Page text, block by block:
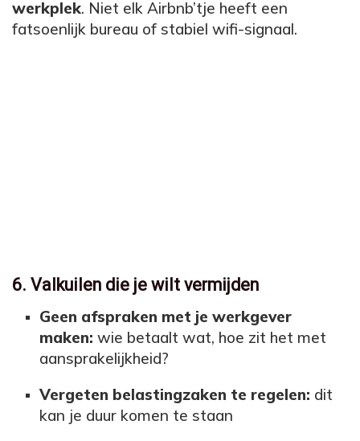
werkplek. Niet elk Airbnb’tje heeft een
fatsoenlijk bureau of stabiel wifi-signaal.
6. Valkuilen die je wilt vermijden
Geen afspraken met je werkgever
maken: wie betaalt wat, hoe zit het met
aansprakelijkheid?
Vergeten belastingzaken te regelen: dit
kan je duur komen te staan